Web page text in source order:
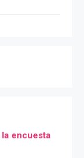
encuesta